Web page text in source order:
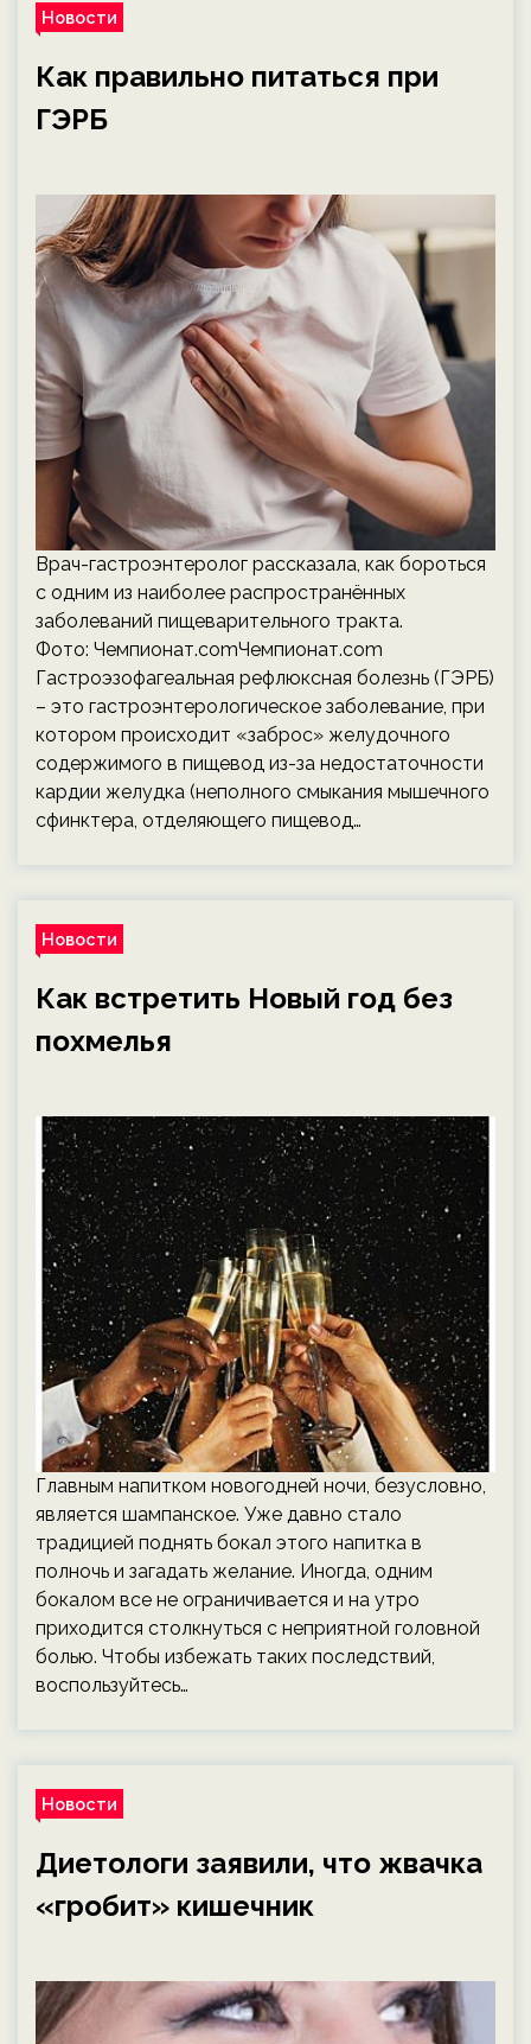
Новости
Как правильно питаться при
ГЭРБ
Врач-гастроэнтеролог рассказала, как бороться
с одним из наиболее распространённых
заболеваний пищеварительного тракта.
Фото: Чемпионат.comЧемпионат.com
Гастроэзофагеальная рефлюксная болезнь (ГЭРБ)
– это гастроэнтерологическое заболевание, при
котором происходит «заброс» желудочного
содержимого в пищевод из-за недостаточности
кардии желудка (неполного смыкания мышечного
сфинктера, отделяющего пищевод…
Новости
Как встретить Новый год без
похмелья
Главным напитком новогодней ночи, безусловно,
является шампанское. Уже давно стало
традицией поднять бокал этого напитка в
полночь и загадать желание. Иногда, одним
бокалом все не ограничивается и на утро
приходится столкнуться с неприятной головной
болью. Чтобы избежать таких последствий,
воспользуйтесь…
Новости
Диетологи заявили, что жвачка
«гробит» кишечник